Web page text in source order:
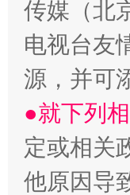
从幼儿园到
传媒（北
电视台友
源，并可
●就下列
定或相关
他原因导